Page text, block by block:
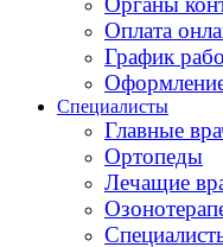
Оплата
График
Специалисты
Главные
Ортопеды
Лечащие